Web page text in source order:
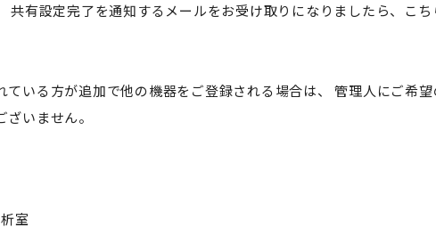
共有設定完了を通知するメールをお受け取りになりましたら、こ
ている方が追加で他の機器をご登録される場合は、 管理人にご希
いません。
室